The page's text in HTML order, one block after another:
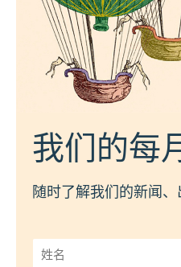
我们的每
随时了解我们的新闻、
姓
名